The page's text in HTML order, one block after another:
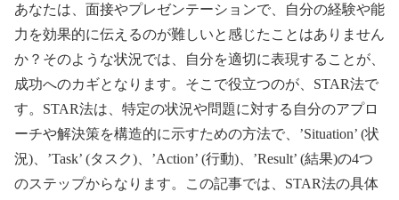
あなたは、面接やプレゼンテーションで、自分の経験や能
力を効果的に伝えるのが難しいと感じたことはありません
か？そのような状況では、自分を適切に表現することが、
成功へのカギとなります。そこで役立つのが、STAR法で
す。STAR法は、特定の状況や問題に対する自分のアプロ
ーチや解決策を構造的に示すための方法で、’Situation’ (状
況)、’Task’ (タスク)、’Action’ (行動)、’Result’ (結果)の4つ
のステップからなります。この記事では、STAR法の具体